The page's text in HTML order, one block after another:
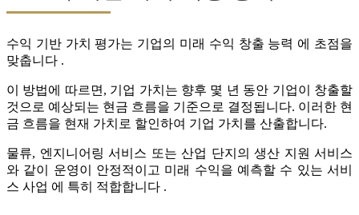
수익 기반 가치 평가는 기업의 미래 수익 창출 능력 에 초점을
맞춥니다 .
이 방법에 따르면, 기업 가치는 향후 몇 년 동안 기업이 창출할
것으로 예상되는 현금 흐름을 기준으로 결정됩니다. 이러한 현
금 흐름을 현재 가치로 할인하여 기업 가치를 산출합니다.
물류, 엔지니어링 서비스 또는 산업 단지의 생산 지원 서비스
와 같이 운영이 안정적이고 미래 수익을 예측할 수 있는 서비
스 사업 에 특히 적합합니다 .